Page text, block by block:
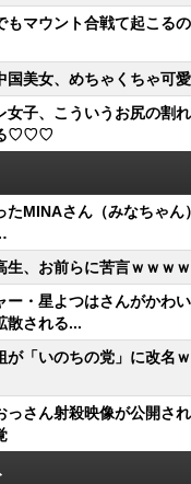
もマウント合戦て起こる
中国美女、めちゃくち
女子、こういうお尻の割
る♡♡♡
たMINAさん（みなちゃん
生、お前らに苦言ｗｗｗ
ー・星よつはさんがかわ
散される...
が「いのちの党」に改名
っさん射殺映像が公開さ